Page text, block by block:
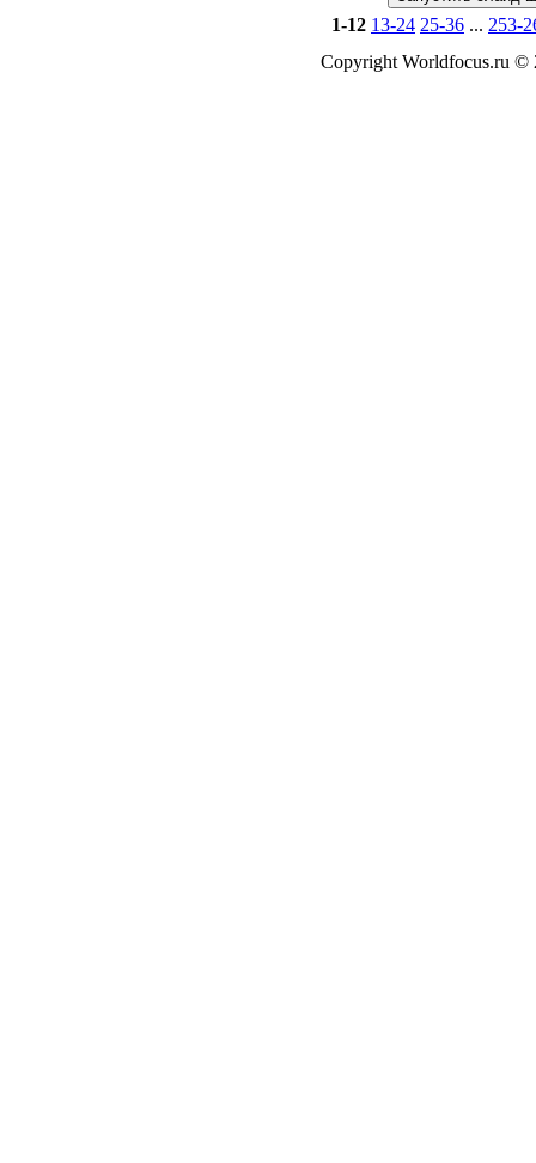
1-12 13-24 25-36 ... 253-
Copyright Worldfocus.ru ©